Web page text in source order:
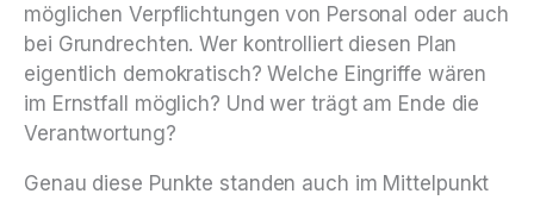
möglichen Verpflichtungen von Personal oder auch
bei Grundrechten. Wer kontrolliert diesen Plan
eigentlich demokratisch? Welche Eingriffe wären
im Ernstfall möglich? Und wer trägt am Ende die
Verantwortung?
Genau diese Punkte standen auch im Mittelpunkt